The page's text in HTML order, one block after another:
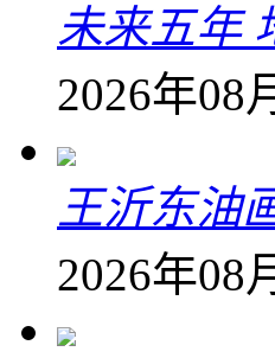
未来五年
2026年08
王沂东油
2026年08